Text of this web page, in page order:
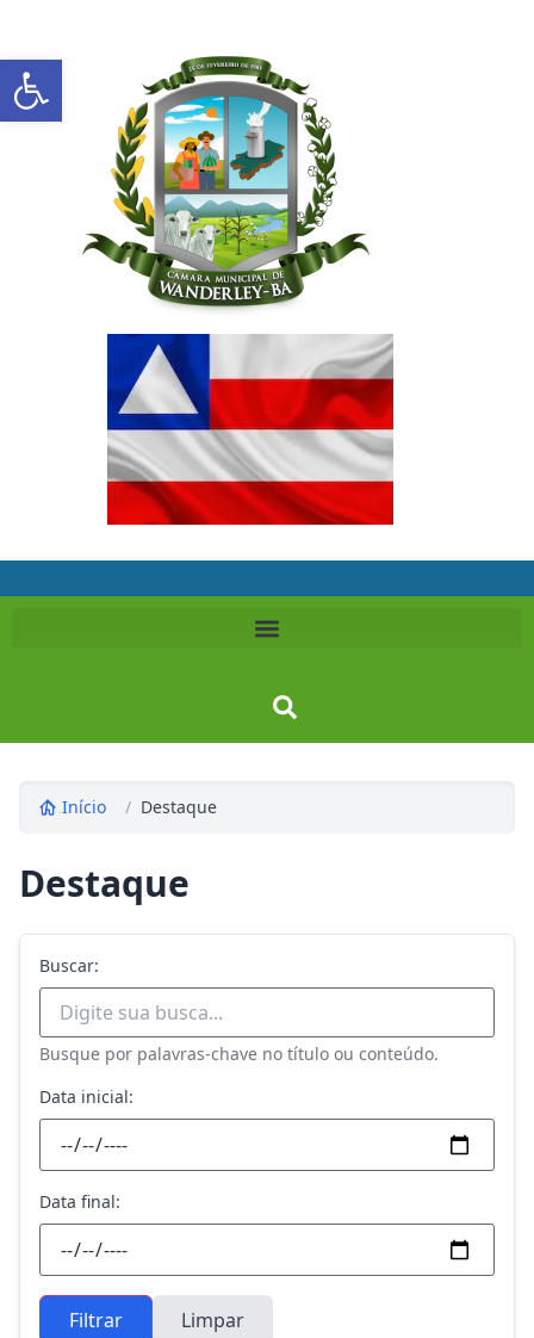
Início / Destaque
Destaque
Buscar:
Busque por palavras-chave no título ou conteúdo.
Data inicial:
Data final:
Filtrar Limpar
Abrir a barra de ferramentas